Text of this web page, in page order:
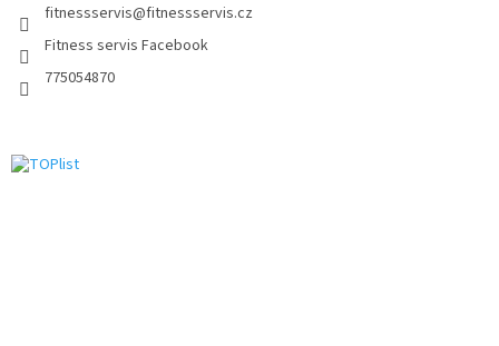
fitnessservis@fitnessservis.cz
Fitness servis Facebook
775054870